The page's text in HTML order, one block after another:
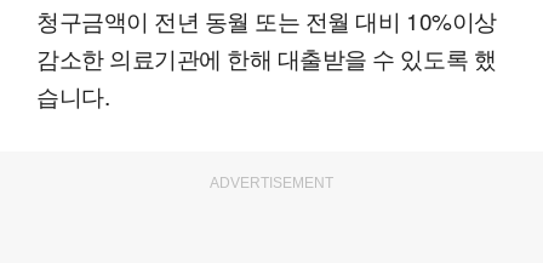
청구금액이 전년 동월 또는 전월 대비 10%이상
감소한 의료기관에 한해 대출받을 수 있도록 했
습니다.
ADVERTISEMENT